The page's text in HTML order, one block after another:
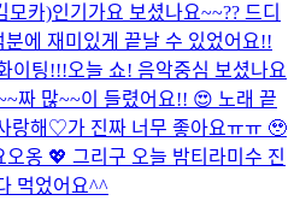
모카)인기가요 보셨나요~~?? 드디
에 재미있게 끝날 수 있었어요!!
이팅!!!오늘 쇼! 음악중심 보셨나요
짜 많~~이 들렸어요!! 😍 노래 끝
랑해♡가 진짜 너무 좋아요ㅠㅠ 🥹
옹 💖 그리구 오늘 밤티라미수 진
먹었어요^^